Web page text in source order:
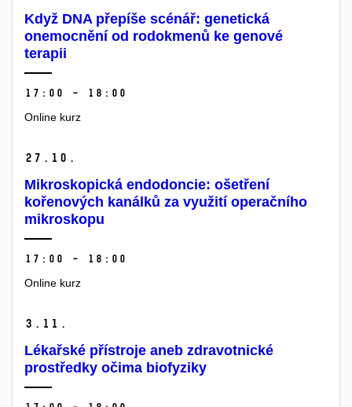
Když DNA přepíše scénář: genetická
onemocnění od rodokmenů ke genové
terapii
17:00 – 18:00
Online kurz
27. 10.
Mikroskopická endodoncie: ošetření
kořenových kanálků za využití operačního
mikroskopu
17:00 – 18:00
Online kurz
3. 11.
Lékařské přístroje aneb zdravotnické
prostředky očima biofyziky